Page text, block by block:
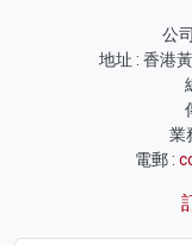
公
地址 : 香港
業
電郵 :